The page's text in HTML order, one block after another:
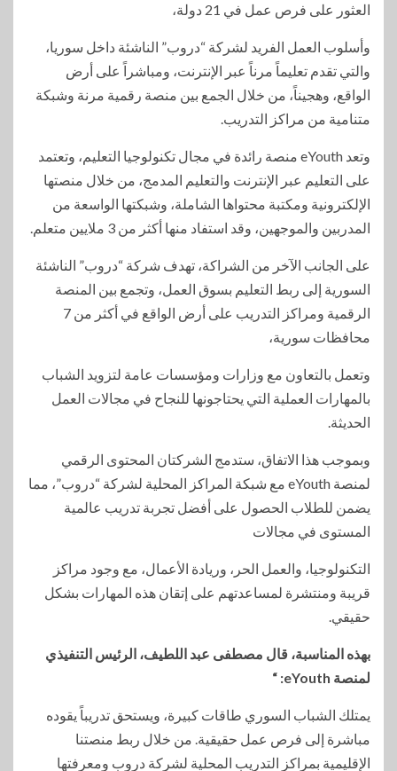
العثور على فرص عمل في 21 دولة،
وأسلوب العمل الفريد لشركة “دروب” الناشئة داخل سوريا،
والتي تقدم تعليماً مرناً عبر الإنترنت، ومباشراً على أرض
الواقع، وهجيناً، من خلال الجمع بين منصة رقمية مرنة وشبكة
متنامية من مراكز التدريب.
وتعد eYouth منصة رائدة في مجال تكنولوجيا التعليم، وتعتمد
على التعليم عبر الإنترنت والتعليم المدمج، من خلال منصتها
الإلكترونية ومكتبة محتواها الشاملة، وشبكتها الواسعة من
المدربين والموجهين، وقد استفاد منها أكثر من 3 ملايين متعلم.
على الجانب الآخر من الشراكة، تهدف شركة “دروب” الناشئة
السورية إلى ربط التعليم بسوق العمل، وتجمع بين المنصة
الرقمية ومراكز التدريب على أرض الواقع في أكثر من 7
محافظات سورية،
وتعمل بالتعاون مع وزارات ومؤسسات عامة لتزويد الشباب
بالمهارات العملية التي يحتاجونها للنجاح في مجالات العمل
الحديثة.
وبموجب هذا الاتفاق، ستدمج الشركتان المحتوى الرقمي
لمنصة eYouth مع شبكة المراكز المحلية لشركة “دروب”، مما
يضمن للطلاب الحصول على أفضل تجربة تدريب عالمية
المستوى في مجالات
التكنولوجيا، والعمل الحر، وريادة الأعمال، مع وجود مراكز
قريبة ومنتشرة لمساعدتهم على إتقان هذه المهارات بشكل
حقيقي.
بهذه المناسبة، قال مصطفى عبد اللطيف، الرئيس التنفيذي
لمنصة eYouth: “
يمتلك الشباب السوري طاقات كبيرة، ويستحق تدريباً يقوده
مباشرة إلى فرص عمل حقيقية. من خلال ربط منصتنا
الإقليمية بمراكز التدريب المحلية لشركة دروب ومعرفتها